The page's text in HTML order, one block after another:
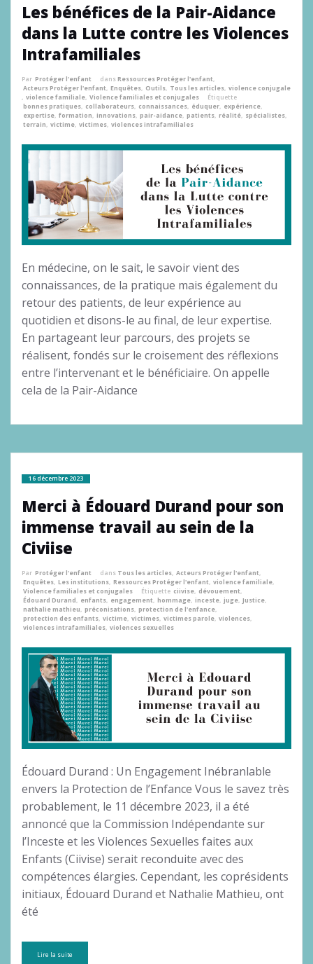
Les bénéfices de la Pair-Aidance
dans la Lutte contre les Violences
Intrafamiliales
Par Protéger l'enfant dansRessources Protéger l'enfant,
Acteurs Protéger l'enfant, Enquêtes, Outils, Tous les articles, violence conjugale
, violence familiale, Violence familiales et conjugales
Étiquette
bonnes pratiques, collaborateurs, connaissances, éduquer, expérience,
expertise, formation, innovations, pair-aidance, patients, réalité, spécialistes,
terrain, victime, victimes, violences intrafamiliales
En médecine, on le sait, le savoir vient des
connaissances, de la pratique mais également du
retour des patients, de leur expérience au
quotidien et disons-le au final, de leur expertise.
En partageant leur parcours, des projets se
réalisent, fondés sur le croisement des réflexions
entre l’intervenant et le bénéficiaire. On appelle
cela de la Pair-Aidance
16 décembre 2023
Merci à Édouard Durand pour son
immense travail au sein de la
Civiise
Par Protéger l'enfant dans Tous les articles, Acteurs Protéger l'enfant,
Enquêtes, Les institutions, Ressources Protéger l'enfant, violence familiale,
Violence familiales et conjugales
Étiquette ciivise, dévouement,
Édouard Durand, enfants, engagement, hommage, inceste, juge, Justice,
nathalie mathieu, préconisations, protection de l'enfance,
protection des enfants, victime, victimes, victimes parole, violences,
violences intrafamiliales, violences sexuelles
Édouard Durand : Un Engagement Inébranlable
envers la Protection de l’Enfance Vous le savez très
probablement, le 11 décembre 2023, il a été
annoncé que la Commission Indépendante sur
l’Inceste et les Violences Sexuelles faites aux
Enfants (Ciivise) serait reconduite avec des
compétences élargies. Cependant, les coprésidents
initiaux, Édouard Durand et Nathalie Mathieu, ont
été
Lire la suite